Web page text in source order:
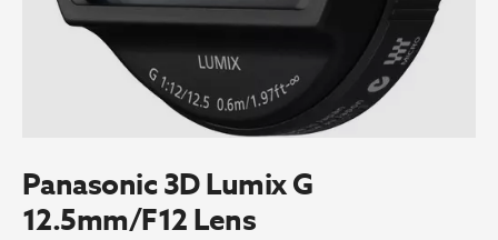
Panasonic 3D Lumix G
12.5mm/F12 Lens